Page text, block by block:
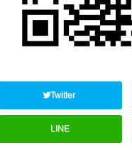
Twitter
LINE